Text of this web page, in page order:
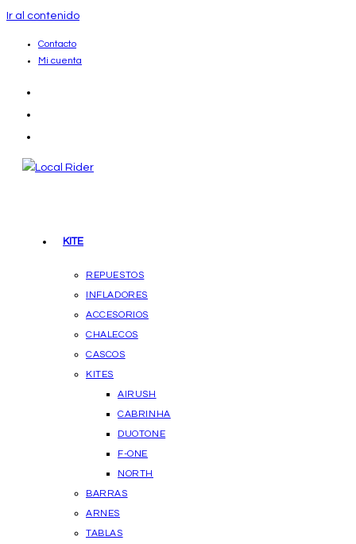
Ir al contenido
Contacto
Mi cuenta
KITE
REPUESTOS
INFLADORES
ACCESORIOS
CHALECOS
CASCOS
KITES
AIRUSH
CABRINHA
DUOTONE
F-ONE
NORTH
BARRAS
ARNES
TABLAS